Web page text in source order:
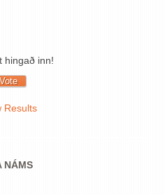
hingað inn!
Results
NÁMS